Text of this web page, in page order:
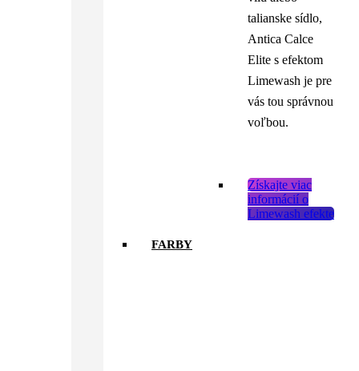
talianske sídlo,
Antica Calce
Elite s efektom
Limewash je pre
vás tou správnou
voľbou.
Získajte viac
informácií o
Limewash efekte
FARBY